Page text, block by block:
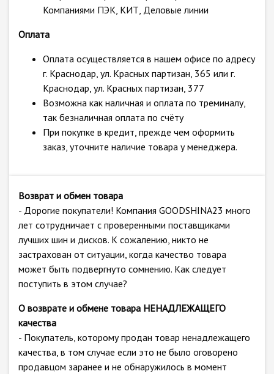
Компаниями ПЭК, КИТ, Деловые линии
Оплата
Оплата осуществляется в нашем офисе по адресу
г. Краснодар, ул. Красных партизан, 365 или г.
Краснодар, ул. Красных партизан, 377
Возможна как наличная и оплата по треминалу,
так безналичная оплата по счёту
При покупке в кредит, прежде чем оформить
заказ, уточните наличие товара у менеджера.
Возврат и обмен товара
- Дорогие покупатели! Компания GOODSHINA23 много
лет сотрудничает с проверенными поставщиками
лучших шин и дисков. К сожалению, никто не
застрахован от ситуации, когда качество товара
может быть подвергнуто сомнению. Как следует
поступить в этом случае?
О возврате и обмене товара НЕНАДЛЕЖАЩЕГО
качества
- Покупатель, которому продан товар ненадлежащего
качества, в том случае если это не было оговорено
продавцом заранее и не обнаружилось в момент